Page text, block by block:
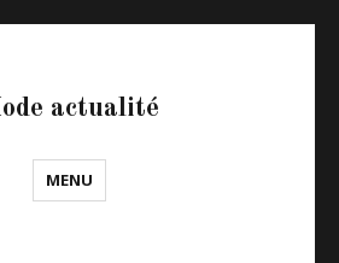
actualité
MENU